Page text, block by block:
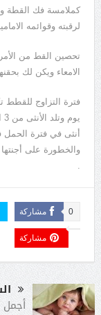
كملامسة فك القطة
لرقبته وقوائمه
تحصين القط من
الامعاء ويكن لك
أنثى في فترة
والخطورة على
مشاركة 0
مشاركة